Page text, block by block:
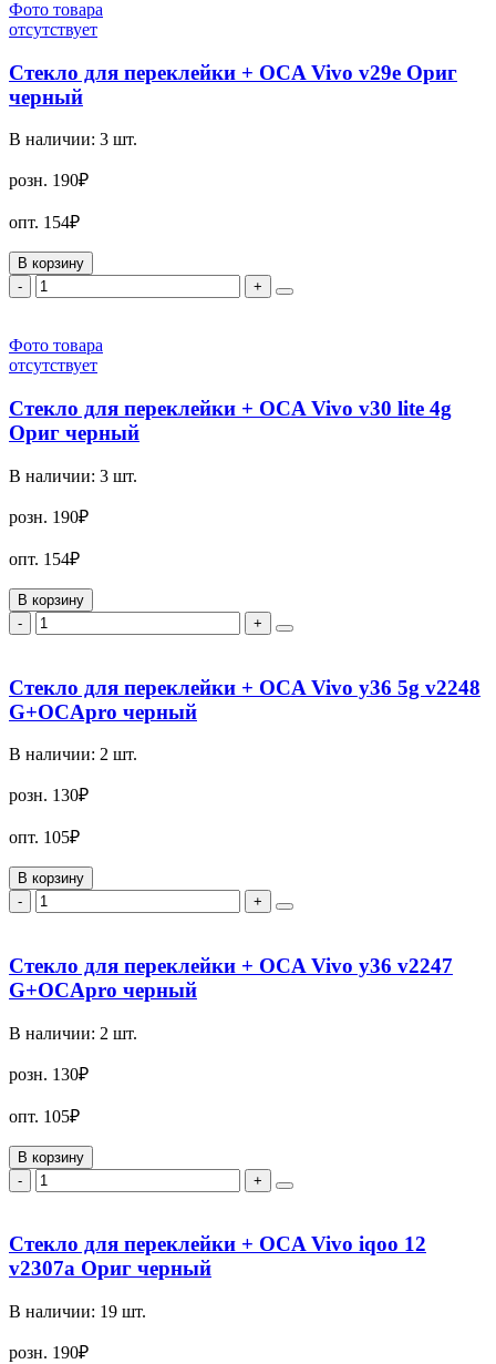
Фото товара
отсутствует
Стекло для переклейки + OCA Vivo v29e Ориг
черный
В наличии: 3 шт.
розн. 190₽
опт. 154₽
В корзину
-
+
Фото товара
отсутствует
Стекло для переклейки + OCA Vivo v30 lite 4g
Ориг черный
В наличии: 3 шт.
розн. 190₽
опт. 154₽
В корзину
-
+
Стекло для переклейки + OCA Vivo y36 5g v2248
G+OCApro черный
В наличии: 2 шт.
розн. 130₽
опт. 105₽
В корзину
-
+
Стекло для переклейки + OCA Vivo y36 v2247
G+OCApro черный
В наличии: 2 шт.
розн. 130₽
опт. 105₽
В корзину
-
+
Стекло для переклейки + OCA Vivo iqoo 12
v2307a Ориг черный
В наличии: 19 шт.
розн. 190₽